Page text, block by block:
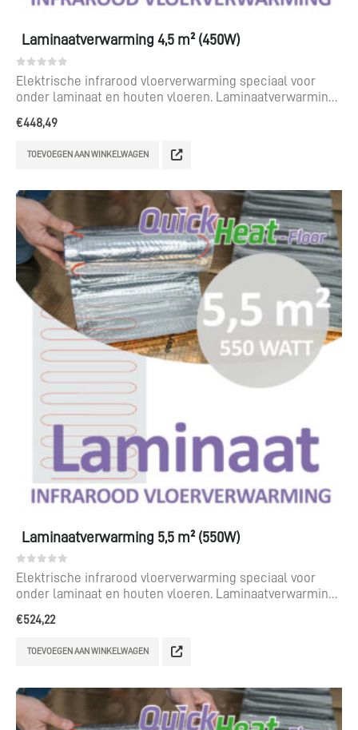
Laminaatverwarming 4,5 m² (450W)
0out of 5
Elektrische infrarood vloerverwarming speciaal voor
onder laminaat en houten vloeren. Laminaatverwarming
€448,49
TOEVOEGEN AAN WINKELWAGEN
Laminaatverwarming 5,5 m² (550W)
0out of 5
Elektrische infrarood vloerverwarming speciaal voor
onder laminaat en houten vloeren. Laminaatverwarming
€524,22
TOEVOEGEN AAN WINKELWAGEN
Ga verder naar webshop